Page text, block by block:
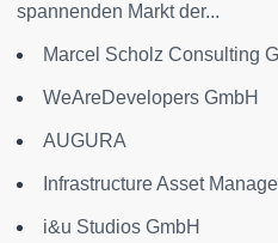
spannenden Markt der...
Marcel Scholz Consulting
WeAreDevelopers GmbH
AUGURA
Infrastructure Asset
i&u Studios GmbH